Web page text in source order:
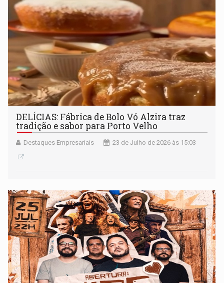
DELÍCIAS: Fábrica de Bolo Vó Alzira traz
tradição e sabor para Porto Velho
Destaques Empresariais 23 de Julho de 2026 às 15:03